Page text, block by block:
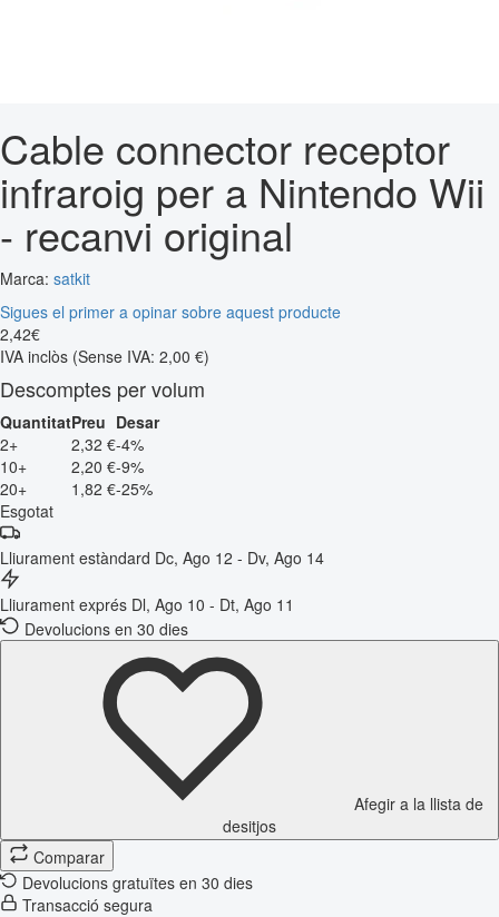
Cable connector receptor
infraroig per a Nintendo Wii
- recanvi original
Marca: satkit
Sigues el primer a opinar sobre aquest producte
2,42€
IVA inclòs (Sense IVA: 2,00 €)
Descomptes per volum
QuantitatPreu Desar
2+
2,32 €-4%
10+
2,20 €-9%
20+
1,82 €-25%
Esgotat
Lliurament estàndard Dc, Ago 12 - Dv, Ago 14
Lliurament exprés Dl, Ago 10 - Dt, Ago 11
Devolucions en 30 dies
Afegir a la llista de
desitjos
Comparar
Devolucions gratuïtes en 30 dies
Transacció segura